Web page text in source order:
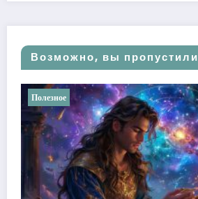
Возможно, вы пропустили
Полезное